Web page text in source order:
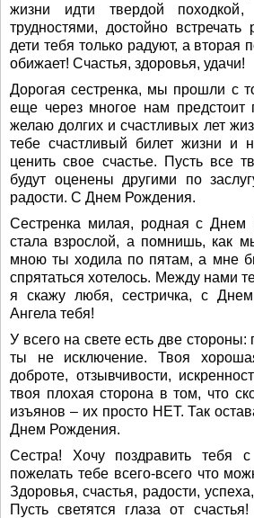
жизни идти твердой
трудностями, достойно встречать
дети тебя только радуют, а вторая
обижает! Счастья, здоровья, удачи!
Дорогая сестренка, мы прошли с
еще через многое нам предстоит
желаю долгих и счастливых лет
тебе счастливый билет жизни и
ценить свое счастье. Пусть все
будут оценены другими по
радости. С Днем Рождения.
Сестренка милая, родная с
стала взрослой, а помнишь, как
мною ты ходила по пятам, а мне
спрятаться хотелось. Между нами
я скажу любя, сестричка, с
Ангела тебя!
У всего на свете есть две
ты не исключение. Твоя
доброте, отзывчивости,
твоя плохая сторона в том, что
изъянов – их просто НЕТ. Так
Днем Рождения.
Сестра! Хочу поздравить тебя
пожелать тебе всего-всего что
Здоровья, счастья, радости,
Пусть светятся глаза от